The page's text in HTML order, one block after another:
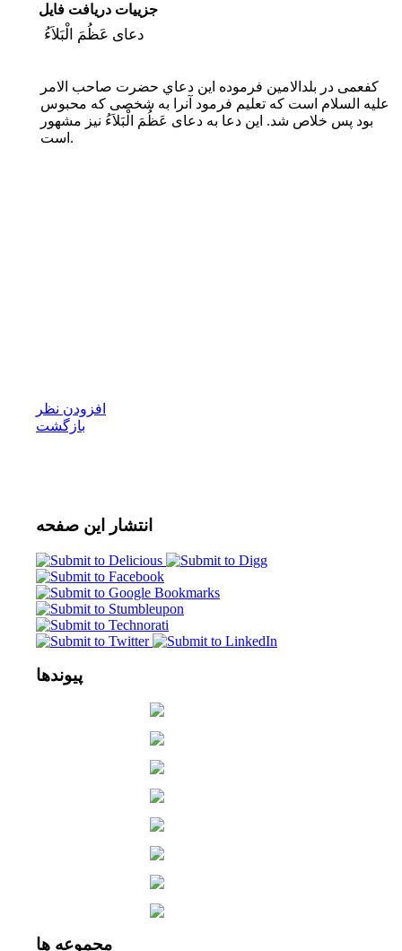
جزییات دریافت فایل
كفعمى در بلدالامين فرموده اين دعاي حضرت صاحب الامر
عليه السلام است كه تعليم فرمود آنرا به شخصى كه محبوس
بود پس خلاص شد. اين دعا به دعاى عَظُمَ الْبَلاَءُ نيز مشهور
است.
افزودن نظر
بازگشت
انتشار این صفحه
پیوندها
مجموعه ها